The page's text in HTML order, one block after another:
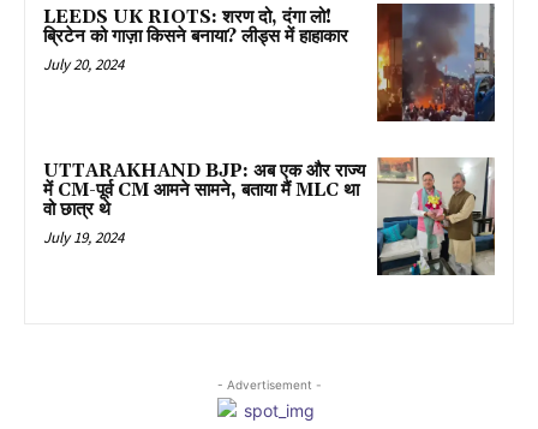
LEEDS UK RIOTS: शरण दो, दंगा लो!
ब्रिटेन को गाज़ा किसने बनाया? लीड्स में हाहाकार
July 20, 2024
UTTARAKHAND BJP: अब एक और राज्य
में CM-पूर्व CM आमने सामने, बताया मैं MLC था
वो छात्र थे
July 19, 2024
- Advertisement -